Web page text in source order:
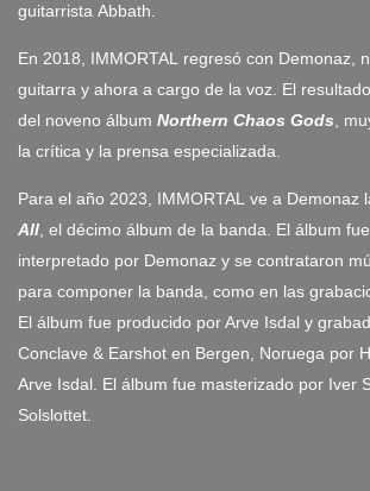
guitarrista Abbath.
En 2018, IMMORTAL regresó con Demonaz,
guitarra y ahora a cargo de la voz. El
del noveno álbum Northern Chaos Gods,
la crítica y la prensa especializada.
Para el año 2023, IMMORTAL ve a Demonaz
All, el décimo álbum de la banda. El álbum
interpretado por Demonaz y se contrataron
para componer la banda, como en las
El álbum fue producido por Arve Isdal y
Conclave & Earshot en Bergen, Noruega por
Arve Isdal. El álbum fue masterizado por Iver
Solslottet.